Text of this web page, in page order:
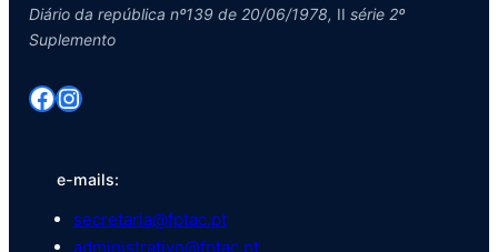
Diário da república nº139 de 20/06/1978, II série 2º
Suplemento
Facebook Instagram
e-mails:
secretaria@fptac.pt
administrativo@fptac.pt